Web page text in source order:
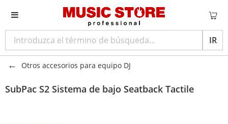
IR
Otros accesorios para equipo DJ
SubPac S2 Sistema de bajo Seatback Tactile